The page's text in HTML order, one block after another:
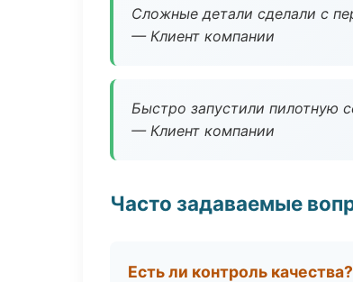
Сложные детали сделали с
— Клиент компании
Быстро запустили пилотную
— Клиент компании
Часто задаваемые
Есть ли контроль качества?